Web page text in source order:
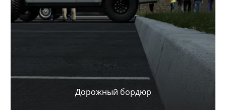
Дорожный бордюр